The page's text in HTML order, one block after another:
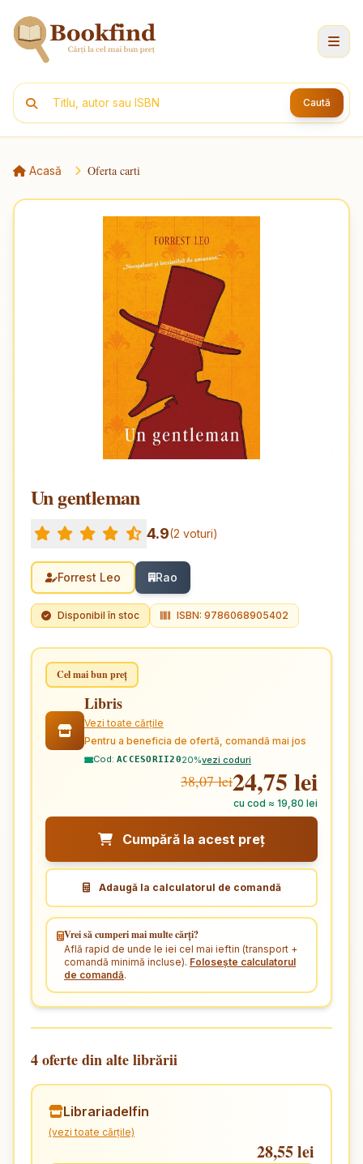
Caută
Acasă Oferta carti
Un gentleman
4.9(2 voturi)
Forrest Leo Rao
Disponibil în stoc ISBN: 9786068905402
Cel mai bun preț
Libris
Vezi toate cărțile
Pentru a beneficia de ofertă, comandă mai jos
Cod: ACCESORII2020%vezi coduri
38,07 lei24,75 lei
cu cod ≈ 19,80 lei
Cumpără la acest preț
Adaugă la calculatorul de comandă
Vrei să cumperi mai multe cărți?
Află rapid de unde le iei cel mai ieftin (transport +
comandă minimă incluse). Folosește calculatorul
de comandă.
4 oferte din alte librării
Librariadelfin
(vezi toate cărțile)
28,55 lei